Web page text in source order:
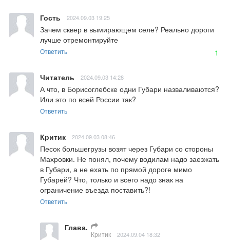
Гость 2024.09.03 19:25
Зачем сквер в вымирающем селе? Реально дороги
лучше отремонтируйте
Ответить 1
Читатель 2024.09.03 14:28
А что, в Борисоглебске одни Губари назваливаются?
Или это по всей России так?
Ответить
Критик 2024.09.03 08:46
Песок большегрузы возят через Губари со стороны
Махровки. Не понял, почему водилам надо заезжать
в Губари, а не ехать по прямой дороге мимо
Губарей? Что, только и всего надо знак на
ограничение въезда поставить?!
Ответить
Глава.
Критик 2024.09.04 18:32